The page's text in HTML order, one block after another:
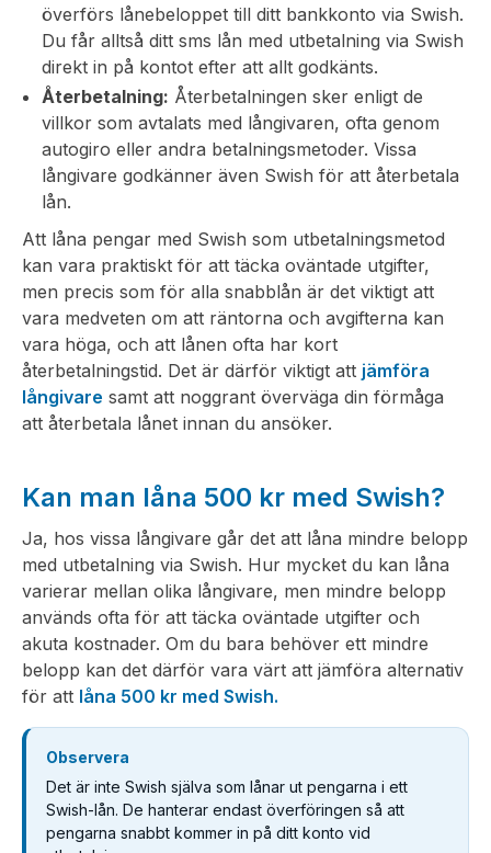
överförs lånebeloppet till ditt bankkonto via Swish.
Du får alltså ditt sms lån med utbetalning via Swish
direkt in på kontot efter att allt godkänts.
Återbetalning: Återbetalningen sker enligt de
villkor som avtalats med långivaren, ofta genom
autogiro eller andra betalningsmetoder. Vissa
långivare godkänner även Swish för att återbetala
lån.
Att låna pengar med Swish som utbetalningsmetod
kan vara praktiskt för att täcka oväntade utgifter,
men precis som för alla snabblån är det viktigt att
vara medveten om att räntorna och avgifterna kan
vara höga, och att lånen ofta har kort
återbetalningstid. Det är därför viktigt att jämföra
långivare samt att noggrant överväga din förmåga
att återbetala lånet innan du ansöker.
Kan man låna 500 kr med Swish?
Ja, hos vissa långivare går det att låna mindre belopp
med utbetalning via Swish. Hur mycket du kan låna
varierar mellan olika långivare, men mindre belopp
används ofta för att täcka oväntade utgifter och
akuta kostnader. Om du bara behöver ett mindre
belopp kan det därför vara värt att jämföra alternativ
för att låna 500 kr med Swish.
Observera
Det är inte Swish själva som lånar ut pengarna i ett
Swish-lån. De hanterar endast överföringen så att
pengarna snabbt kommer in på ditt konto vid